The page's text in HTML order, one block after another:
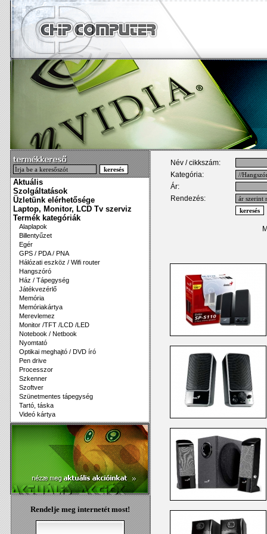
Aktuális
Szolgáltatások
Üzletünk elérhetősége
Laptop, Monitor, LCD Tv szerviz
Termék kategóriák
Alaplapok
Billentyűzet
Egér
GPS / PDA / PNA
Hálózati eszköz / Wifi router
Hangszóró
Ház / Tápegység
Játékvezérlő
Memória
Memóriakártya
Merevlemez
Monitor /TFT /LCD /LED
Notebook / Netbook
Nyomtató
Optikai meghajtó / DVD író
Pen drive
Processzor
Szkenner
Szoftver
Szünetmentes tápegység
Tartó, táska
Videó kártya
Rendelje meg internetét most!
Név / cikkszám:
Kategória:
Ár:
Rendezés: